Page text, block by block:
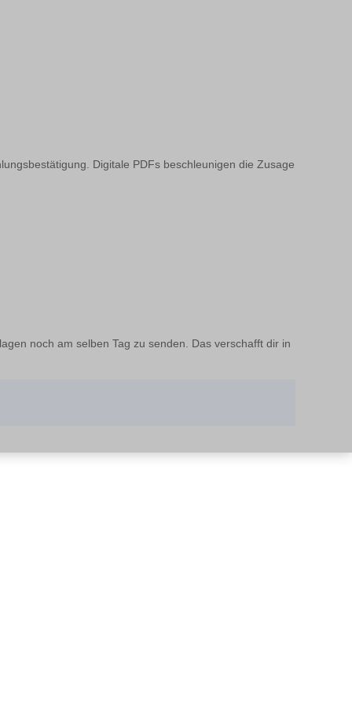
Digitale PDFs beschleunigen die Zusage
noch am selben Tag zu senden. Das verschafft dir in